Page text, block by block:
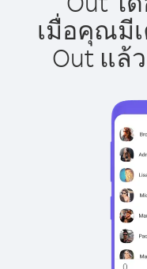
เมื่อคุณมี
Out แล้